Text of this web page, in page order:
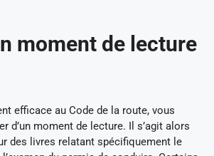
moment de lecture
efficace au Code de la route, vous
d’un moment de lecture. Il s’agit alors
des livres relatant spécifiquement le